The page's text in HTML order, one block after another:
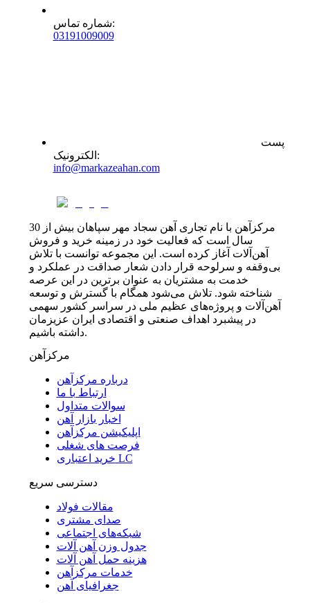
شماره تماس:
03191009009
پست
الکترونیک :
info@markazeahan.com
مرکزآهن با نام تجاری آهن سجاد مهر سپاهان بیش از 30
سال است که فعالیت خود در زمینه خرید و فروش
آهن‌آلات آغاز کرده است. این مجموعه توانست با تلاش
بی‌وقفه و سرلوحه قرار دادن شعار صداقت در عملکرد و
خدمت به مشتریان به عنوان برترین در این عرصه
شناخته شود. تلاش می‌شود همگام با گسترش و توسعه
آهن‌آلات و پروژه‌های عظیم ملی در سراسر کشور سهمی
در پیشبرد اهداف صنعتی و اقتصادی ایران عزیزمان
داشته باشیم.
مرکزآهن
درباره مرکزآهن
ارتباط با ما
سوالات متداول
اخبار بازار آهن
اپلیکیشن مرکزآهن
فرصت های شغلی
خرید اعتباری LC
دسترسی سریع
مقالات فولاد
صدای مشتری
شبکه‌های اجتماعی
جدول وزن آهن آلات
هزینه حمل آهن آلات
خدمات مرکزآهن
جغرافیای آهن